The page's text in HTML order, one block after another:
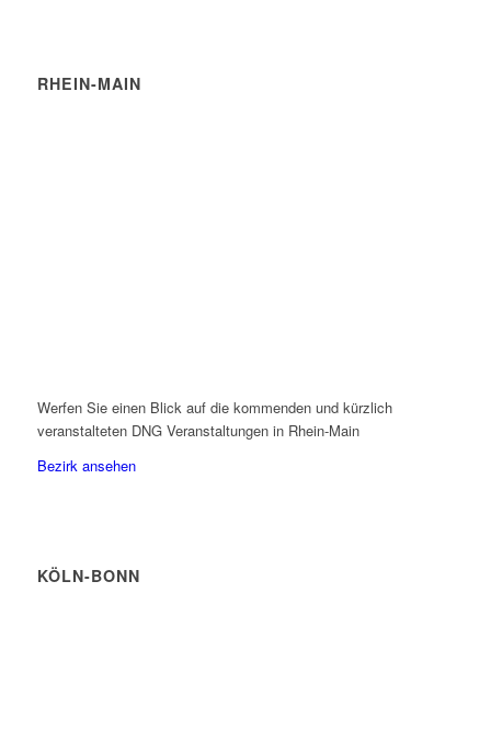
RHEIN-MAIN
Werfen Sie einen Blick auf die kommenden und kürzlich
veranstalteten DNG Veranstaltungen in Rhein-Main
Bezirk ansehen
KÖLN-BONN